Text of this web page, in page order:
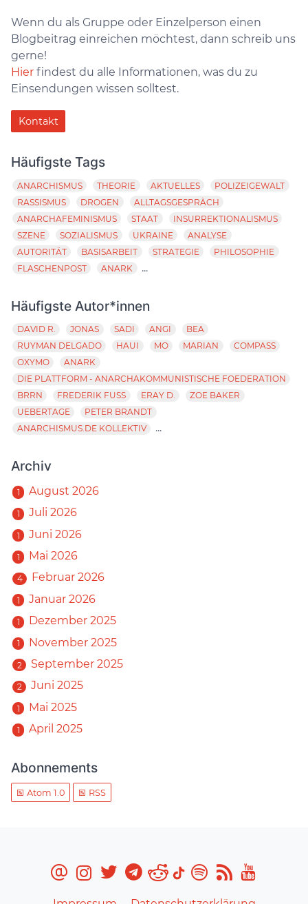
Wenn du als Gruppe oder Einzelperson einen
Blogbeitrag einreichen möchtest, dann schreib uns
gerne!
Hier findest du alle Informationen, was du zu
Einsendungen wissen solltest.
Kontakt
Häufigste Tags
ANARCHISMUS THEORIE AKTUELLES
POLIZEIGEWALT
RASSISMUS
DROGEN
ALLTAGSGESPRÄCH
ANARCHAFEMINISMUS
STAAT
INSURREKTIONALISMUS
SZENE
SOZIALISMUS UKRAINE
ANALYSE
AUTORITÄT
BASISARBEIT STRATEGIE
PHILOSOPHIE
FLASCHENPOST
ANARK ...
Häufigste Autor*innen
DAVID R. JONAS SADI ANGI
BEA
RUYMAN DELGADO
HAUI MO MARIAN
COMPASS
OXYMO
ANARK
DIE PLATTFORM - ANARCHAKOMMUNISTISCHE FOEDERATION
BRRN
FREDERIK FUSS ERAY D.
ZOE BAKER
UEBERTAGE
PETER BRANDT
ANARCHISMUS.DE KOLLEKTIV
...
Archiv
1 August 2026
1 Juli 2026
1 Juni 2026
1 Mai 2026
4 Februar 2026
1 Januar 2026
1 Dezember 2025
1 November 2025
2 September 2025
2 Juni 2025
1 Mai 2025
1 April 2025
Abonnements
Atom 1.0 RSS